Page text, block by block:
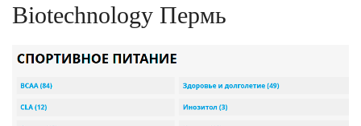
Biotechnology Пермь